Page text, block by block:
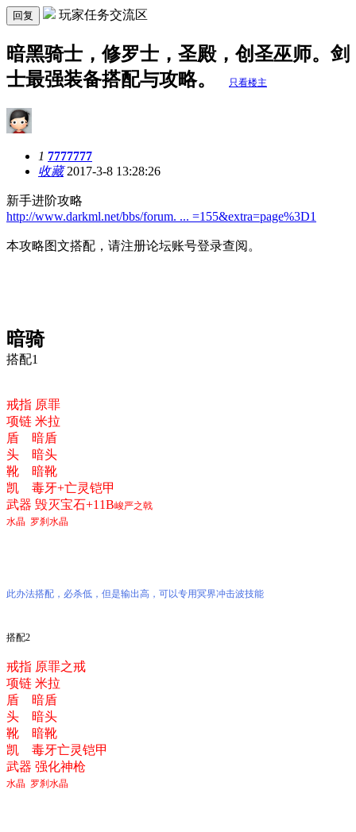
回复 玩家任务交流区
暗黑骑士，修罗士，圣殿，创圣巫师。剑
士最强装备搭配与攻略。
只看楼主
1 7777777
收藏2017-3-8 13:28:26
新手进阶攻略
http://www.darkml.net/bbs/forum. ... =155&extra=page%3D1
本攻略图文搭配，请注册论坛账号登录查阅。
暗骑
搭配1
戒指 原罪
项链 米拉
盾 暗盾
头 暗头
靴 暗靴
凯 毒牙+亡灵铠甲
武器 毁灭宝石+11B峻严之戟
水晶 罗刹水晶
此办法搭配，必杀低，但是输出高，可以专用冥界冲击波技能
搭配2
戒指 原罪之戒
项链 米拉
盾 暗盾
头 暗头
靴 暗靴
凯 毒牙亡灵铠甲
武器 强化神枪
水晶 罗刹水晶